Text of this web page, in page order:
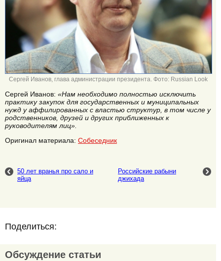
Сергей Иванов, глава администрации президента. Фото: Russian Look
Сергей Иванов: «Нам необходимо полностью исключить
практику закупок для государственных и муниципальных
нужд у аффилированных с властью структур, в том числе у
родственников, друзей и других приближенных к
руководителям лиц».
Оригинал материала: Собеседник
50 лет вранья про сало и
яйца
Российские рабыни
джихада
Поделиться:
Обсуждение статьи